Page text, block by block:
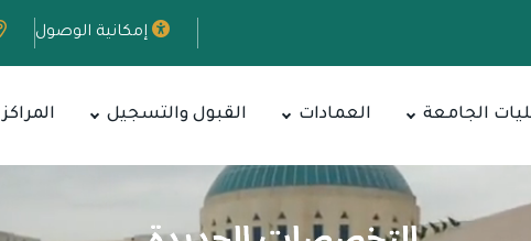
إمكانية الوصول
الجامعة العمادات القبول والتسجيل المراكز